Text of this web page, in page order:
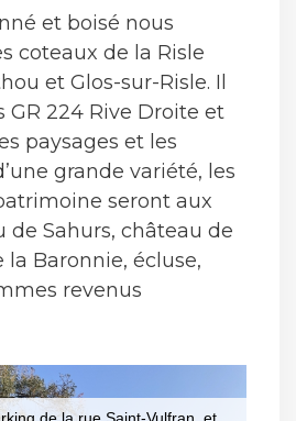
et boisé nous
coteaux de la Risle
et Glos-sur-Risle. Il
GR 224 Rive Droite et
paysages et les
grande variété, les
seront aux
de Sahurs, château de
la Baronnie, écluse,
revenus